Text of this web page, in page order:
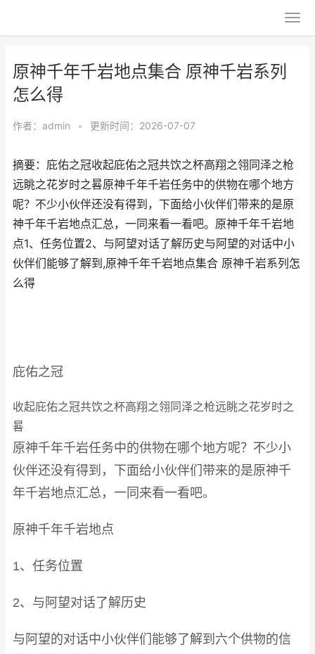
原神千年千岩地点集合 原神千岩系列
怎么得
作者： admin • 更新时间：2026-07-07
摘要：庇佑之冠收起庇佑之冠共饮之杯高翔之翎同泽之枪
远眺之花岁时之晷原神千年千岩任务中的供物在哪个地方
呢？不少小伙伴还没有得到，下面给小伙伴们带来的是原
神千年千岩地点汇总，一同来看一看吧。原神千年千岩地
点1、任务位置2、与阿望对话了解历史与阿望的对话中小
伙伴们能够了解到,原神千年千岩地点集合 原神千岩系列怎
么得
庇佑之冠
收起庇佑之冠共饮之杯高翔之翎同泽之枪远眺之花岁时之
晷
原神千年千岩任务中的供物在哪个地方呢？不少小
伙伴还没有得到，下面给小伙伴们带来的是原神千
年千岩地点汇总，一同来看一看吧。
原神千年千岩地点
1、任务位置
2、与阿望对话了解历史
与阿望的对话中小伙伴们能够了解到六个供物的信